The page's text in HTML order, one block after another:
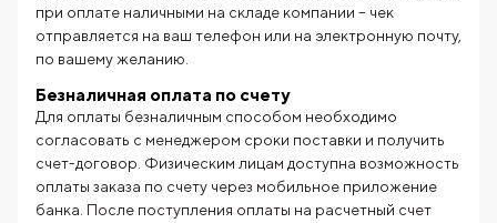
при оплате наличными на складе компании – чек
отправляется на ваш телефон или на электронную почту,
по вашему желанию.
Безналичная оплата по счету
Для оплаты безналичным способом необходимо
согласовать с менеджером сроки поставки и получить
счет-договор. Физическим лицам доступна возможность
оплаты заказа по счету через мобильное приложение
банка. После поступления оплаты на расчетный счет